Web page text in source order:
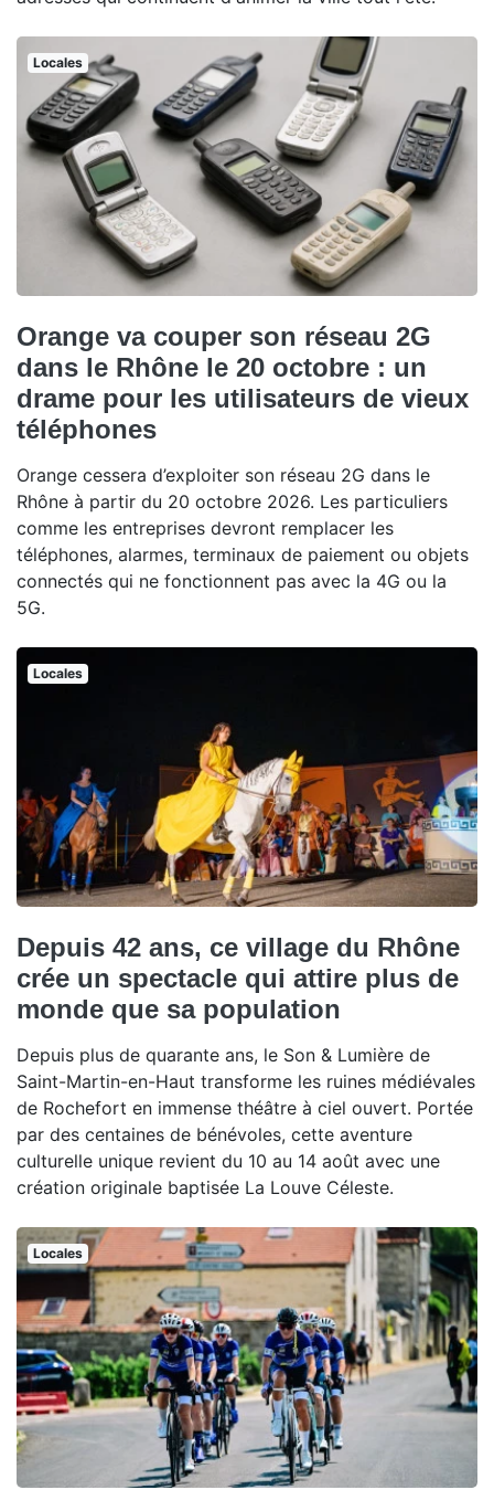
Locales
Orange va couper son réseau 2G
dans le Rhône le 20 octobre : un
drame pour les utilisateurs de vieux
téléphones
Orange cessera d’exploiter son réseau 2G dans le
Rhône à partir du 20 octobre 2026. Les particuliers
comme les entreprises devront remplacer les
téléphones, alarmes, terminaux de paiement ou objets
connectés qui ne fonctionnent pas avec la 4G ou la
5G.
Locales
Depuis 42 ans, ce village du Rhône
crée un spectacle qui attire plus de
monde que sa population
Depuis plus de quarante ans, le Son & Lumière de
Saint-Martin-en-Haut transforme les ruines médiévales
de Rochefort en immense théâtre à ciel ouvert. Portée
par des centaines de bénévoles, cette aventure
culturelle unique revient du 10 au 14 août avec une
création originale baptisée La Louve Céleste.
Locales